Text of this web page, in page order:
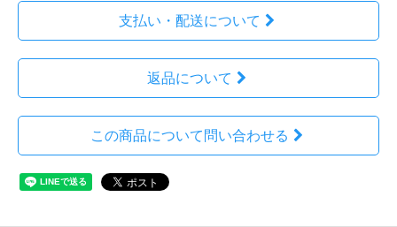
支払い・配送について
返品について
この商品について問い合わせる